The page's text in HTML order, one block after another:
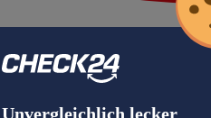
Unvergleichlich lecker